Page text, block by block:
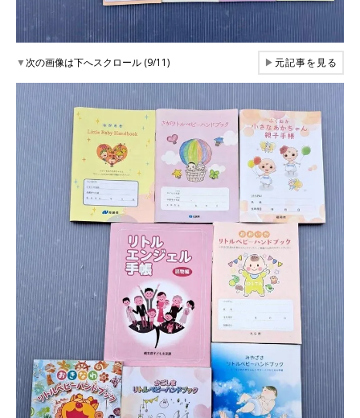
▼次の画像は下へスクロール (9/11) ▶元記事を見る